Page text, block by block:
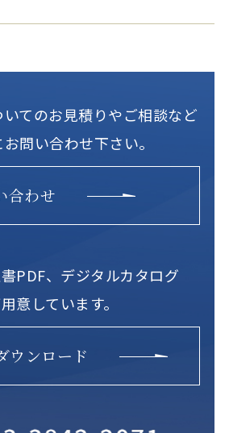
いてのお見積りやご相談など
問い合わせ下さい。
合わせ
PDF、デジタルカタログ
意しています。
ウンロード